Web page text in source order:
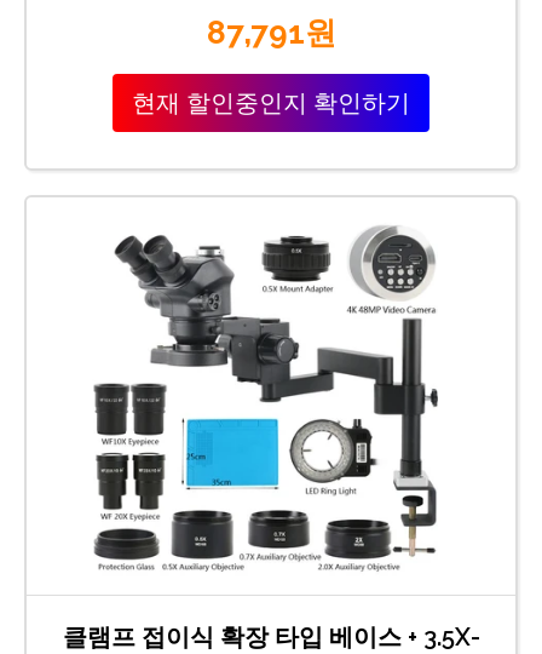
87,791원
현재 할인중인지 확인하기
클램프 접이식 확장 타입 베이스 + 3.5X-